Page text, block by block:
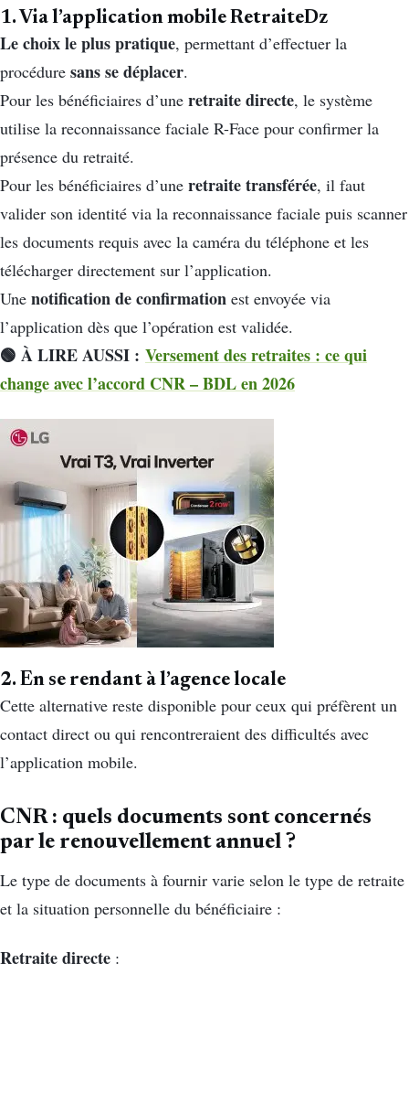
1. Via l’application mobile RetraiteDz
Le choix le plus pratique, permettant d’effectuer la
procédure sans se déplacer.
Pour les bénéficiaires d’une retraite directe, le système
utilise la reconnaissance faciale R-Face pour confirmer la
présence du retraité.
Pour les bénéficiaires d’une retraite transférée, il faut
valider son identité via la reconnaissance faciale puis scanner
les documents requis avec la caméra du téléphone et les
télécharger directement sur l’application.
Une notification de confirmation est envoyée via
l’application dès que l’opération est validée.
🟢 À LIRE AUSSI : Versement des retraites : ce qui
change avec l’accord CNR – BDL en 2026
2. En se rendant à l’agence locale
Cette alternative reste disponible pour ceux qui préfèrent un
contact direct ou qui rencontreraient des difficultés avec
l’application mobile.
CNR : quels documents sont concernés
par le renouvellement annuel ?
Le type de documents à fournir varie selon le type de retraite
et la situation personnelle du bénéficiaire :
Retraite directe :